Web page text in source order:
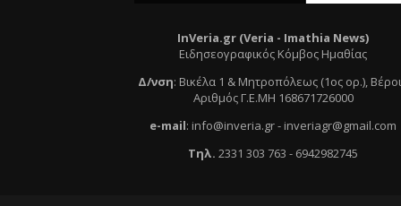
InVeria.gr (Veria - Ιmathia News)
Ειδησεογραφικός Κόμβος Ημαθίας
Δ/νση: Βικέλα 1 & Μητροπόλεως (1ος ορ.),
Αριθμός Γ.Ε.ΜΗ 168671726000
e-mail: info@inveria.gr- inveriagr@gmail.com
Τηλ. 2331 303 763 - 6942982745